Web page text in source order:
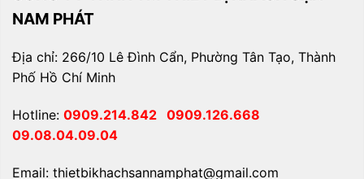
NAM PHÁT
Địa chỉ: 266/10 Lê Đình Cẩn, Phường Tân Tạo, Thành
Phố Hồ Chí Minh
Hotline: 0909.214.842 0909.126.668
09.08.04.09.04
Email: thietbikhachsannamphat@gmail.com